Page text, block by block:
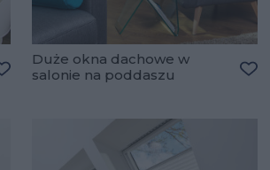
Dodaj do ulubionych
Duże okna dachowe w
salonie na poddaszu